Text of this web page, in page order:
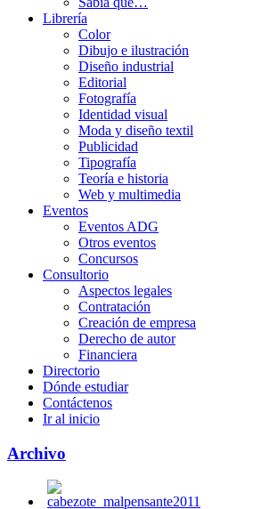
Librería
Color
Dibujo e ilustración
Diseño industrial
Editorial
Fotografía
Identidad visual
Moda y diseño textil
Publicidad
Tipografía
Teoría e historia
Web y multimedia
Eventos
Eventos ADG
Otros eventos
Concursos
Consultorio
Aspectos legales
Contratación
Creación de empresa
Derecho de autor
Financiera
Directorio
Dónde estudiar
Contáctenos
Ir al inicio
Archivo